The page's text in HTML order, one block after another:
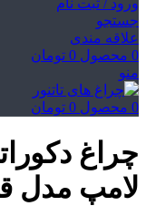
ورود / ثبت نام
جستجو
علاقه مندی
0 محصول 0 تومان
منو
0 محصول 0 تومان
چراغ
لامپ مدل